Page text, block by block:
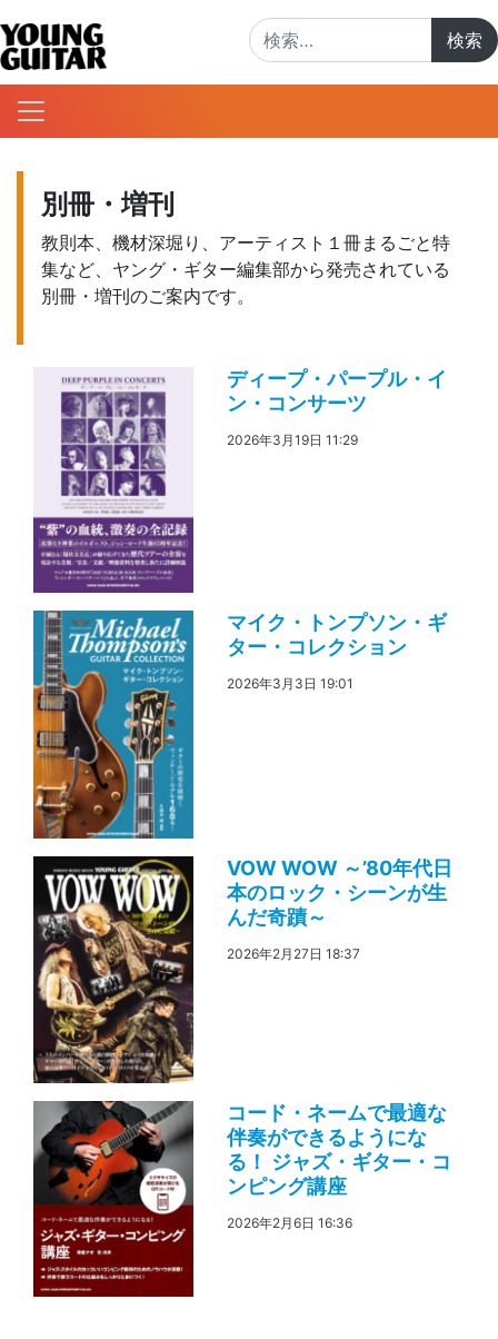
別冊・増刊
教則本、機材深堀り、アーティスト１冊まるごと特
集など、ヤング・ギター編集部から発売されている
別冊・増刊のご案内です。
ディープ・パープル・イ
ン・コンサーツ
2026年3月19日 11:29
マイク・トンプソン・ギ
ター・コレクション
2026年3月3日 19:01
VOW WOW ～’80年代日
本のロック・シーンが生
んだ奇蹟～
2026年2月27日 18:37
コード・ネームで最適な
伴奏ができるようにな
る！ ジャズ・ギター・コ
ンピング講座
2026年2月6日 16:36